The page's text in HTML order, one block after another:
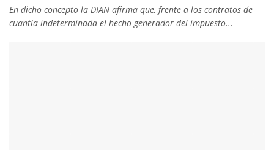
En dicho concepto la DIAN afirma que, frente a los contratos de
cuantía indeterminada el hecho generador del impuesto...